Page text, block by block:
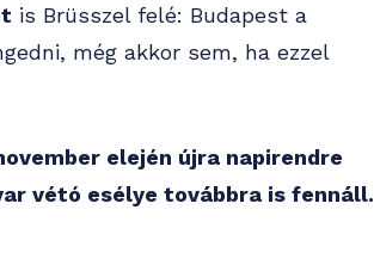
is Brüsszel felé: Budapest a
még akkor sem, ha ezzel
elején újra napirendre
vétó esélye továbbra is fennáll.